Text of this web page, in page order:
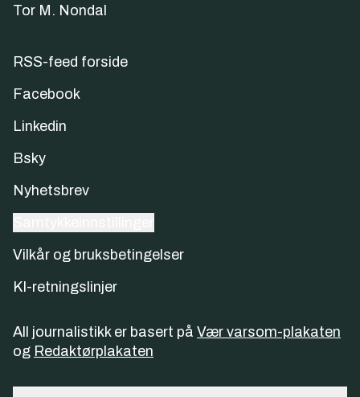
Tor M. Nondal
RSS-feed forside
Facebook
Linkedin
Bsky
Nyhetsbrev
Vilkår og bruksbetingelser
KI-retningslinjer
All journalistikk er basert på Vær varsom-plakaten
og Redaktørplakaten